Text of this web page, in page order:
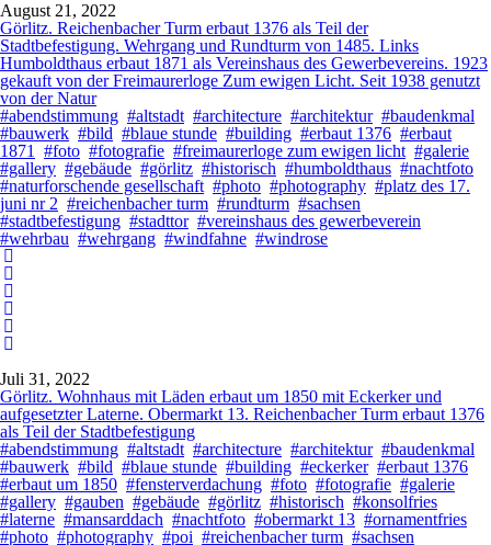
August 21, 2022
Görlitz. Reichenbacher Turm erbaut 1376 als Teil der
Stadtbefestigung. Wehrgang und Rundturm von 1485. Links
Humboldthaus erbaut 1871 als Vereinshaus des Gewerbevereins. 1923
gekauft von der Freimaurerloge Zum ewigen Licht. Seit 1938 genutzt
von der Natur
#abendstimmung #altstadt #architecture #architektur #baudenkmal
#bauwerk #bild #blaue stunde #building #erbaut 1376 #erbaut
1871
#foto #fotografie #freimaurerloge zum ewigen licht #galerie
#gallery #gebäude #görlitz #historisch #humboldthaus #nachtfoto
#naturforschende gesellschaft #photo #photography #platz des 17.
juni nr 2 #reichenbacher turm #rundturm #sachsen
#stadtbefestigung #stadttor #vereinshaus des gewerbeverein
#wehrbau #wehrgang #windfahne #windrose
Juli 31, 2022
Görlitz. Wohnhaus mit Läden erbaut um 1850 mit Eckerker und
aufgesetzter Laterne. Obermarkt 13. Reichenbacher Turm erbaut 1376
als Teil der Stadtbefestigung
#abendstimmung #altstadt #architecture #architektur #baudenkmal
#bauwerk #bild #blaue stunde #building #eckerker #erbaut 1376
#erbaut um 1850 #fensterverdachung #foto #fotografie #galerie
#gallery #gauben #gebäude #görlitz #historisch #konsolfries
#laterne #mansarddach #nachtfoto #obermarkt 13 #ornamentfries
#photo #photography #poi #reichenbacher turm #sachsen